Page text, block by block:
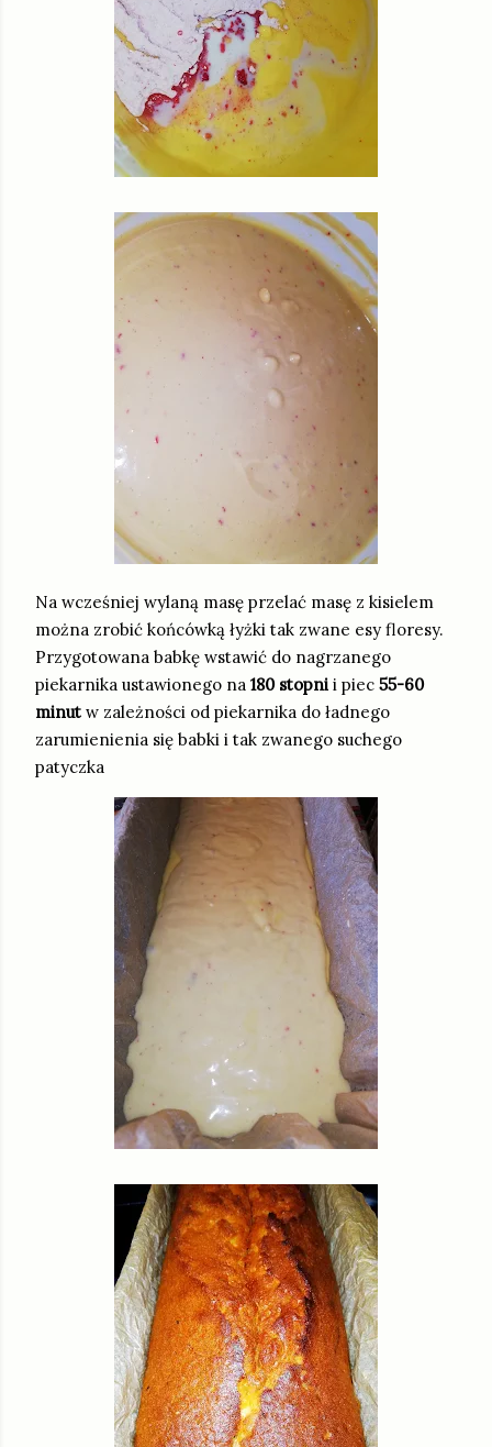
Na wcześniej wylaną masę przelać masę z kisielem
można zrobić końcówką łyżki tak zwane esy floresy.
Przygotowana babkę wstawić do nagrzanego
piekarnika ustawionego na 180 stopni i piec 55-60
minut w zależności od piekarnika do ładnego
zarumienienia się babki i tak zwanego suchego
patyczka